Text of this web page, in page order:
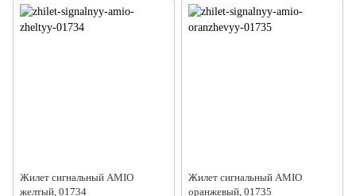
Жилет сигнальный AMIO
желтый, 01734
Жилет сигнальный AMIO
оранжевый, 01735